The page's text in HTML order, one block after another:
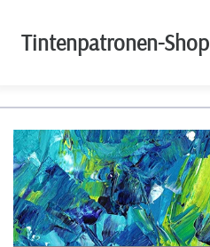
Tintenpatronen-Shop